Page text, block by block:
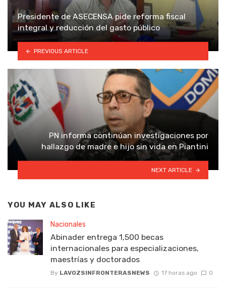
Presidente de ASECENSA pide reforma fiscal
integral y reducción del gasto público
PREVIOUS ARTICLE
PN informa continúan investigaciones por
hallazgo de madre e hijo sin vida en Piantini
NEXT ARTICLE
YOU MAY ALSO LIKE
Nacionales
Abinader entrega 1,500 becas
internacionales para especializaciones,
maestrías y doctorados
By LAVOZSINFRONTERASNEWS 17 horas ago 0